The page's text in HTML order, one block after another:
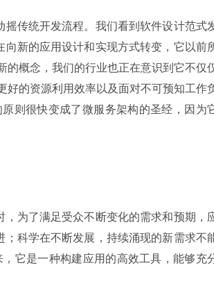
传统开发流程。我们看到软件设计范式
新的应用设计和实现方式转变，它以前
的概念，我们的行业也正在意识到它不仅
的资源利用效率以及面对不可预知工作
原则很快变成了微服务架构的圣经，因为
为了满足受众不断变化的需求和预期，
科学在不断发展，持续涌现的新需求不
它是一种构建应用的高效工具，能够充